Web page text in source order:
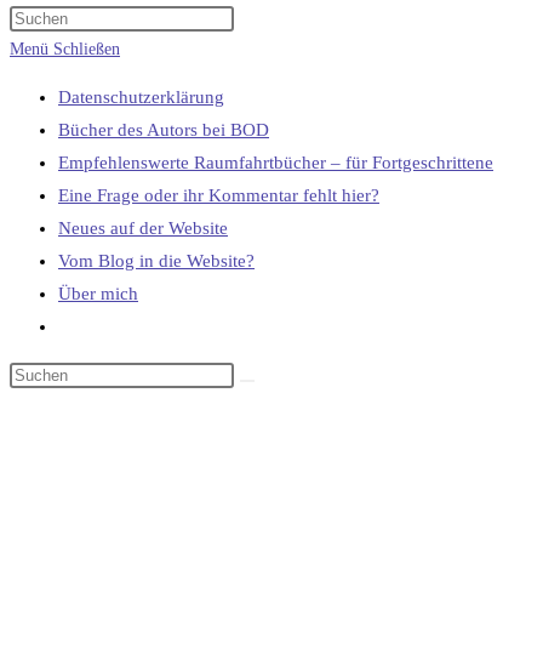
umschalten
Menü Schließen
Datenschutzerklärung
Bücher des Autors bei BOD
Empfehlenswerte Raumfahrtbücher – für Fortgeschrittene
Eine Frage oder ihr Kommentar fehlt hier?
Neues auf der Website
Vom Blog in die Website?
Über mich
umschalten